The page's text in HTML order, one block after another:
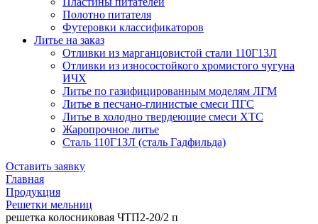
Полотно питателя
Футеровки классификаторов
Литье на заказ
Отливки из марганцовистой стали 110Г13Л
Отливки из износостойкого хромистого чугуна
ИЧХ
Литье по газифицированным моделям ЛГМ
Литье в песчано-глинистые смеси ПГС
Литье в холодно твердеющие смеси ХТС
Жаропрочное литье
Сталь 110Г13Л (сталь Гадфильда)
Оставить заявку
Главная
Продукция
Решетки мельниц
решетка колосниковая ЧТП2-20/2 п